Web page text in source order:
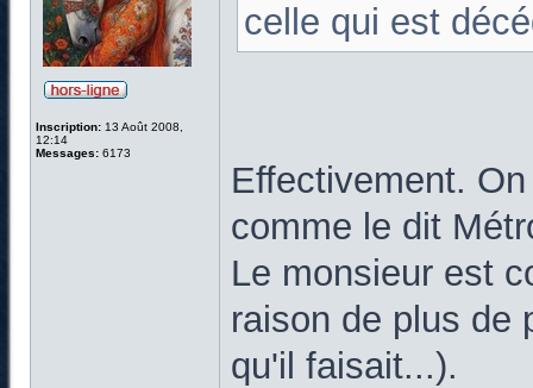
Inscription: 13 Août 2008,
12:14
Messages: 6173
celle qui est
Effectivement.
comme le dit
Le monsieur est
raison de plus de
qu'il faisait...).